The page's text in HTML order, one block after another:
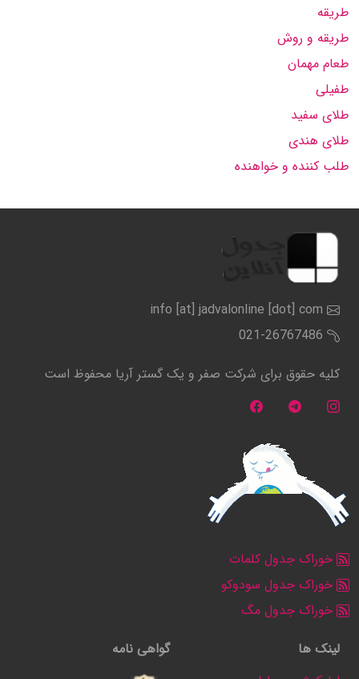
طریقه
طریقه و روش
طعام مهمان
طفیلی
طلای سفید
طلای هندی
طلب کننده و خواهنده
info [at] jadvalonline [dot] com
021-26767486
کلیه حقوق برای شرکت صفر و یک گستر آریا محفوظ است
خوراک جدول کلمات
خوراک جدول سودوکو
خوراک جدول مگ
لینک ها
گواهی نامه